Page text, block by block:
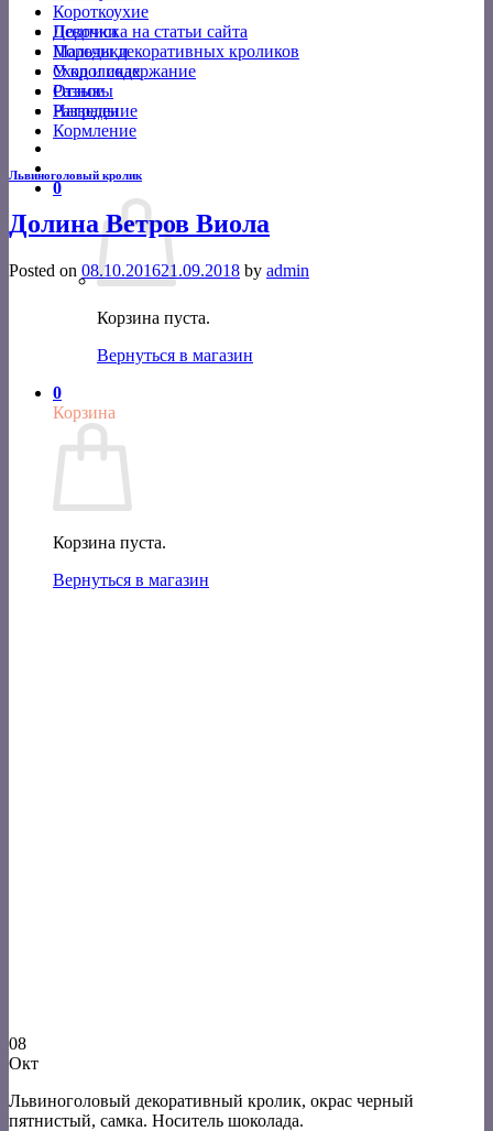
Короткоухие
Девочки
Мальчики
О кроликах
Отзывы
Награды
0
Корзина пуста.
Вернуться в магазин
0
Корзина
Корзина пуста.
Вернуться в магазин
Подписка на статьи сайта
Породы декоративных кроликов
Уход и содержание
Разное
Разведение
Кормление
Львиноголовый кролик
Долина Ветров Виола
Posted on 08.10.201621.09.2018 by admin
08
Окт
Львиноголовый декоративный кролик, окрас черный
пятнистый, самка. Носитель шоколада.